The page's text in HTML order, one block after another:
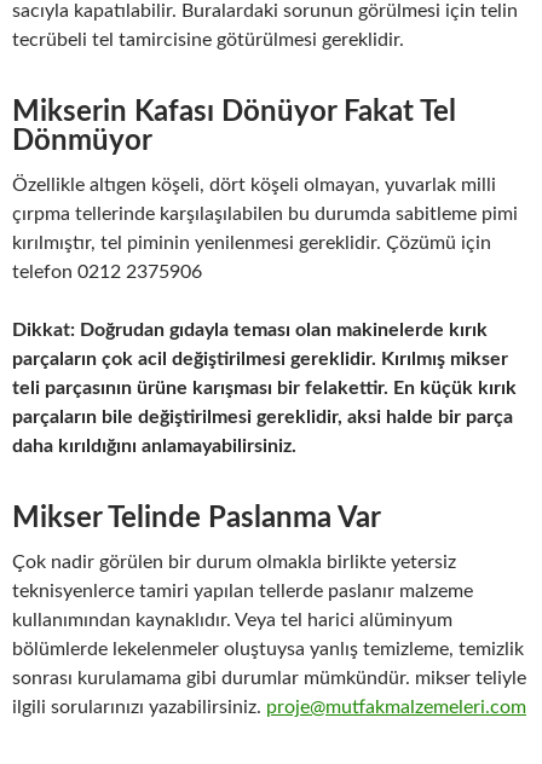
sacıyla kapatılabilir. Buralardaki sorunun görülmesi için telin
tecrübeli tel tamircisine götürülmesi gereklidir.
Mikserin Kafası Dönüyor Fakat Tel
Dönmüyor
Özellikle altıgen köşeli, dört köşeli olmayan, yuvarlak milli
çırpma tellerinde karşılaşılabilen bu durumda sabitleme pimi
kırılmıştır, tel piminin yenilenmesi gereklidir. Çözümü için
telefon 0212 2375906
Dikkat: Doğrudan gıdayla teması olan makinelerde kırık
parçaların çok acil değiştirilmesi gereklidir. Kırılmış mikser
teli parçasının ürüne karışması bir felakettir. En küçük kırık
parçaların bile değiştirilmesi gereklidir, aksi halde bir parça
daha kırıldığını anlamayabilirsiniz.
Mikser Telinde Paslanma Var
Çok nadir görülen bir durum olmakla birlikte yetersiz
teknisyenlerce tamiri yapılan tellerde paslanır malzeme
kullanımından kaynaklıdır. Veya tel harici alüminyum
bölümlerde lekelenmeler oluştuysa yanlış temizleme, temizlik
sonrası kurulamama gibi durumlar mümkündür. mikser teliyle
ilgili sorularınızı yazabilirsiniz. proje@mutfakmalzemeleri.com